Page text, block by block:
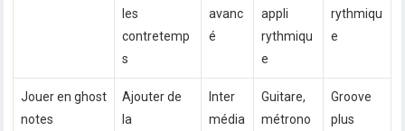
les
contretemp
s
avanc
é
appli
rythmiqu
e
rythmiqu
e
Jouer en ghost
notes
Ajouter de
la
Inter
média
Guitare,
métrono
Groove
plus